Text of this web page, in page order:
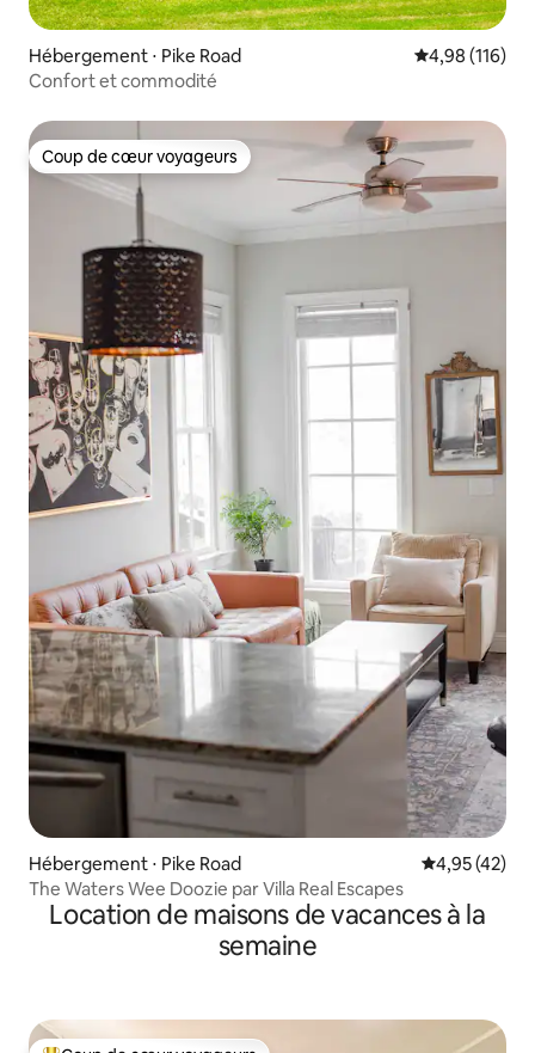
Hébergement ⋅ Pike Road Évaluation
4,98 (116)
Confort et commodité
Coup de cœur voyageurs
Coup de cœur voyageurs
Hébergement ⋅ Pike Road Évaluation
4,95 (42)
The Waters Wee Doozie par Villa Real Escapes
Location de maisons de vacances à la
semaine